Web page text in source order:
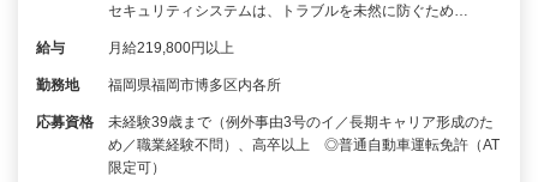
セキュリティシステムは、トラブルを未然に防ぐため…
給与 月給219,800円以上
勤務地 福岡県福岡市博多区内各所
応募資格
未経験39歳まで（例外事由3号のイ／長期キャリア形成のた
め／職業経験不問）、高卒以上 ◎普通自動車運転免許（AT
限定可）